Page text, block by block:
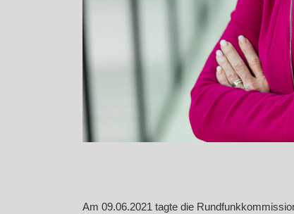
Am 09.06.2021 tagte die